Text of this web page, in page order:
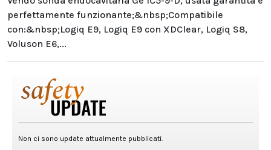
perfettamente funzionante;&nbsp;Compatibile
con:&nbsp;Logiq E9, Logiq E9 con XDClear, Logiq S8,
Voluson E6,...